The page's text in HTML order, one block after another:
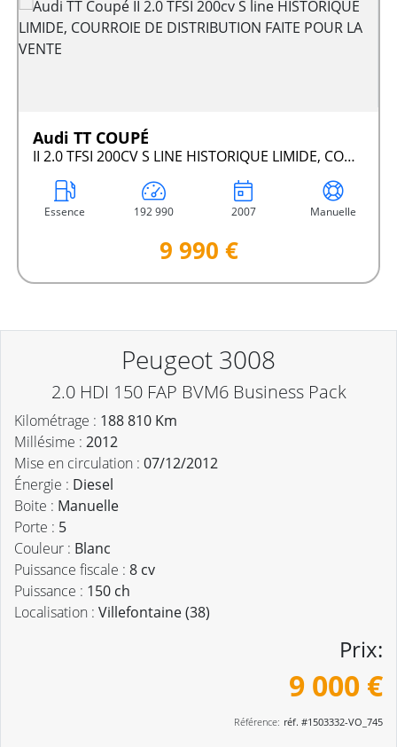
Audi TT COUPÉ
II 2.0 TFSI 200CV S LINE HISTORIQUE LIMIDE, COURROIE DE DISTRIBUTION FAITE POUR LA VENTE
Essence 192 990 2007 Manuelle
9 990 €
Peugeot 3008
2.0 HDI 150 FAP BVM6 Business Pack
Kilométrage : 188 810 Km
Millésime : 2012
Mise en circulation : 07/12/2012
Énergie : Diesel
Boite : Manuelle
Porte : 5
Couleur : Blanc
Puissance fiscale : 8 cv
Puissance : 150 ch
Localisation : Villefontaine (38)
Prix:
9 000 €
Référence: réf. #1503332-VO_745